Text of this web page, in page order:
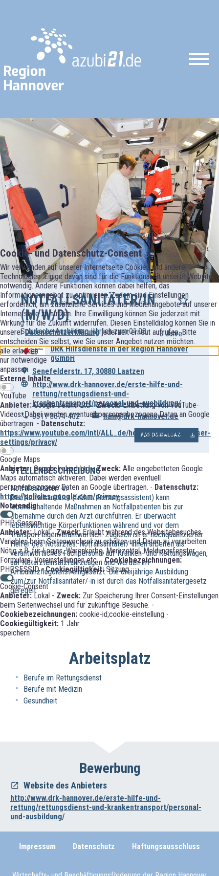
Cookie- und Datenschutz-Consent
Wir verwenden auf unserer Internetseite Cookies und andere
Technologien. Einige davon sind für die Funktionalität unserer Website
notwendig. Andere Funktionen können dabei helfen, das
Informationsangebot zu optimieren. Zudem sind Einstellungen
erforderlich, um zusätzliche Services und Medienangebote auf unserer
Internetseite zu nutzen. Ihre Einwilligung können Sie jederzeit mit
Wirkung für die Zukunft widerrufen. Diesen Einstelldialog können Sie in
unsererDatenschutzerklärungjederzeit erneut aufrufen. Bitte
entscheiden Sie selbst, wie Sie unser Angebot nutzen möchten.
alle erlauben
nur notwendige
anpassen
Externe Inhalte
YouTube
Anbieter:Google Ireland Ltd -Zweck:Einbettung von YouTube-
Videos. Dabei werden eventuell personenbezogene Daten an Google
übertragen. - Datenschutz:
https://www.youtube.com/intl/ALL_de/howyoutubeworks/user-
settings/privacy/
Google Maps
Anbieter: Google Ireland Ltd -Zweck: Alle eingebetteten Google
Maps automatisch aktiveren. Dabei werden eventuell
personenbezogene Daten an Google übertragen. - Datenschutz:
https://policies.google.com/privacy
Notwendig
PHP-Session
Anbieter:Lokal -Zweck:Erlaubt während des Websitebesuches
Variablen beim Seitenwechsel zu erhalten und Daten zu verarbeiten.
Nötig z.B. für Logins, Warenkörbe, Merkzettel, Meldungsfenster,
Formulare, Voreinstellungen etc. -Cookiebezeichnungen:
PHPSESSID -Cookiegültigkeit:Sitzung
Cookie-Consent
Anbieter:Lokal - Zweck: Zur Speicherung Ihrer Consent-Einstellungen
beim Seitenwechsel und für zukünftige Besuche. -
Cookiebezeichnungen: cookie-id;cookie-einstellung -
Cookiegültigkeit:1 Jahr
speichern
NOTFALLSANITÄTER/IN
(M/W/D)
Schulische Ausbildung jährlich zum 01.08.
3 Jahre
DRK Hilfsdienste in der Region Hannover
gGmbH
Senefelderstr. 17, 30880 Laatzen
http://www.drk-hannover.de/erste-hilfe-und-
rettung/rettungsdienst-und-
krankentransport/personal-und-ausbildung/
0511 3674-402
hain@drk-hannover.de
PDF DOWNLOAD
STELLENBESCHREIBUNG
Notfallsanitäter/-in
Der Notfallsanitäter (früher: Rettungsassistent) kann
lebenserhaltende Maßnahmen an Notfallpatienten bis zur
Übernahme durch den Arzt durchführen. Er überwacht
lebenswichtige Körperfunktionen während und vor dem
Transport eigenverantwortlich. Zugleich ist er hochqualifizierter
Helfer des Notarztes. Notfallsanitäter/-innen arbeiten als
verantwortliches Fachpersonal auf Kranken- und Rettungswagen,
auf Notarzteinsatzfahrzeugen und werden im
Ambulanzflugdienst eingesetzt. Die dreijährige Ausbildung
zum/zur Notfallsanitäter/-in ist durch das Notfallsanitätergesetz
geregelt.
Arbeitsplatz
Berufe im Rettungsdienst
Berufe mit Medizin
Gesundheit
Bewerbung
Website des Anbieters
http://www.drk-hannover.de/erste-hilfe-und-
rettung/rettungsdienst-und-krankentransport/personal-
und-ausbildung/
Impressum Datenschutz Haftungsausschluss